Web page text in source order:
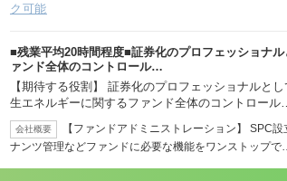
ク可能
■残業平均20時間程度■証券化のプロフェッショナ
ァンド全体のコントロール…
【期待する役割】 証券化のプロフェッショナルと
生エネルギーに関するファンド全体のコントロール
会社概要
【ファンドアドミニストレーション】 SPC
ナンツ管理などファンドに必要な機能をワンストップ